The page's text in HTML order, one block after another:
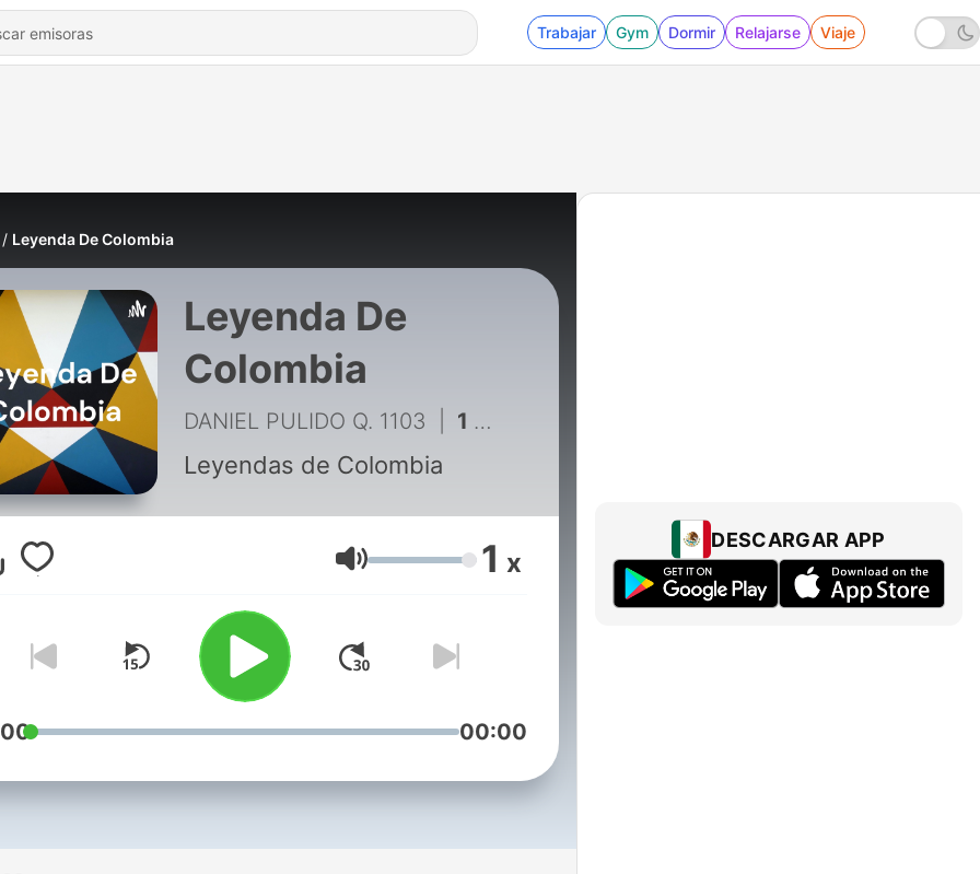
Trabajar Gym Dormir Relajarse Viaje
Leyenda De Colombia
Leyenda De
Colombia
DANIEL PULIDO Q. 1103 1 - 5 Leyendas de Colombia
Leyendas de Colombia
Volumen 1 x
00:00
DESCARGAR APP